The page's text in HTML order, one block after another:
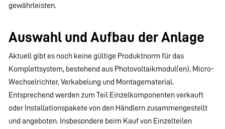
gewährleisten.
Auswahl und Aufbau der Anlage
Aktuell gibt es noch keine gültige Produktnorm für das
Komplettsystem, bestehend aus Photovoltaikmodul(en), Micro-
Wechselrichter, Verkabelung und Montagematerial.
Entsprechend werden zum Teil Einzelkomponenten verkauft
oder Installationspakete von den Händlern zusammengestellt
und angeboten. Insbesondere beim Kauf von Einzelteilen